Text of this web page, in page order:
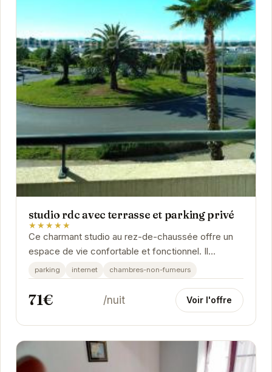
studio rdc avec terrasse et parking privé
★★★★★
Ce charmant studio au rez-de-chaussée offre un
espace de vie confortable et fonctionnel. Il
dispose d'une terrasse privative idéale pour les
repas...
parking internet chambres-non-fumeurs
71€ /nuit Voir l'offre